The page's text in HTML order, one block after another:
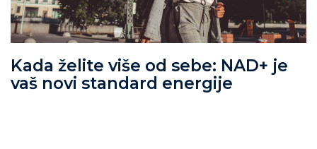
Kada želite više od sebe: NAD+ je
vaš novi standard energije